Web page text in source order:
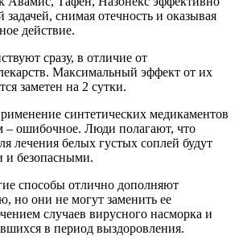
задачей, снимая отечность и оказывая
действие.
сразу, в отличие от
Максимальный эффект от их
заметен на 2 сутки.
синтетических медикаментов
– ошибочное. Люди полагают, что
лечения белых густых соплей будут
и безопасными.
способы отлично дополняют
но они не могут заменить ее
случаев вирусного насморка и
в период выздоровления.